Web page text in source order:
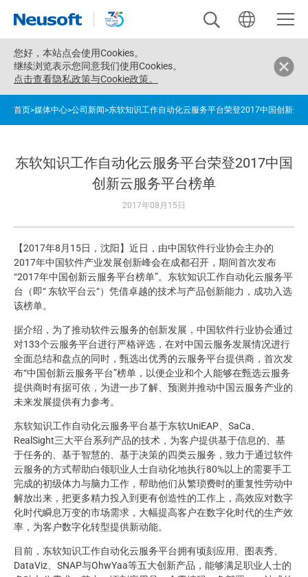
您好， 本站点会使用Cookies。
继续浏览表示您同意我们使用Cookies。
点击查看隐私政策与Cookie政策。
首页>媒体中心>公司新闻>东软知识工作自动化云服务平台荣登2017中国创新云
东软知识工作自动化云服务平台荣登2017中国
创新云服务平台榜单
2017年08月15日
【2017年8月15日，沈阳】近日，由中国软件行业协会主办的
2017年中国软件产业发展创新峰会在成都召开，期间首次发布
“2017年中国创新云服务平台榜单”。东软知识工作自动化云服务平
台（即“ 东软平台云“）凭借卓越的技术与产品创新能力，成功入选
该榜单。
据介绍，为了推动软件云服务的创新发展，中国软件行业协会通过
对133个云服务平台进行严格评选，在对中国云服务发展情况进行
全面总结和盘点的同时，甄选出优秀的云服务平台提供商，首次发
布“中国创新云服务平台”榜单，以便企业和个人能够在甄选云服务
提供商时有据可依，为进一步了解、预测并推动中国云服务产业的
未来发展提供有力参考。
东软知识工作自动化云服务平台基于东软UniEAP、SaCa、
RealSight三大平台系列产品的技术，为客户提供基于信息的、基
于任务的、基于智慧的、基于决策的四类云服务，致力于通过软件
云服务的方式帮助白领职业人士自动化地执行80%以上的需要手工
完成的初级体力与脑力工作，帮助他们从繁琐费时的重复性劳动中
解放出来，把更多精力投入到更有创造性的工作上，高效应对数字
化时代瞬息万变的市场需求，大幅提高客户在数字化时代的生产效
率，为客户数字化转型提供新动能。
目前，东软知识工作自动化云服务平台拥有顷刻应用、图表秀、
DataViz、SNAP与OhwYaa等五大创新产品，能够满足职业人士的